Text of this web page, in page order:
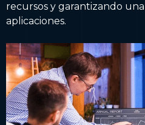
recursos y garantizando
aplicaciones.